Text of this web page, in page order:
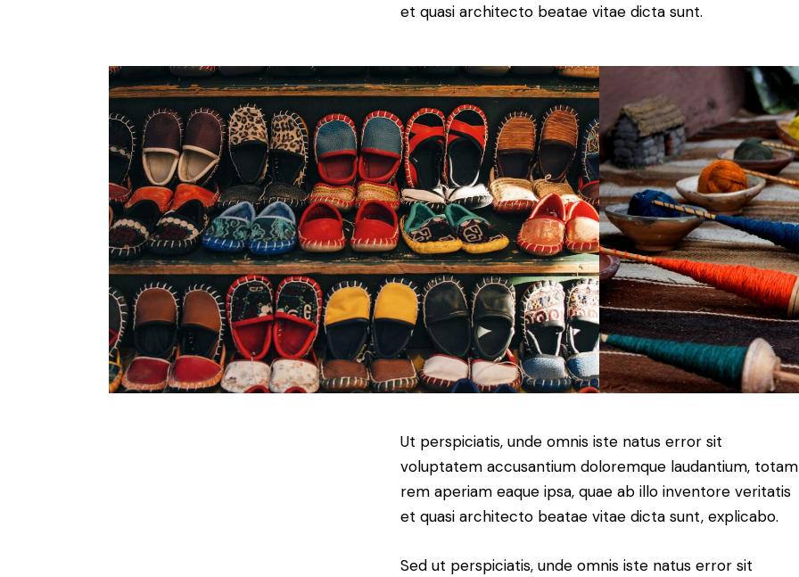
et quasi architecto beatae vitae dicta sunt.
Ut perspiciatis, unde omnis iste natus error sit
voluptatem accusantium doloremque laudantium, totam
rem aperiam eaque ipsa, quae ab illo inventore veritatis
et quasi architecto beatae vitae dicta sunt, explicabo.
Sed ut perspiciatis, unde omnis iste natus error sit